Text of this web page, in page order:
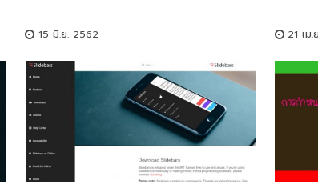
15 มิ.ย. 2562 21 เม